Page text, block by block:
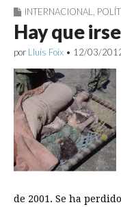
INTERNACIONAL
Hay que
por Lluís Foix • 12/03/
de 2001. Se ha